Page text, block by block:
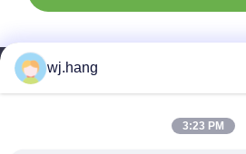
철도 운송 마그네슘 부품 OEM
군수 산업 마그네슘 부품 OEM
저희와 연락
Jiangsu EMT Precision
wj.hang
3:23 PM